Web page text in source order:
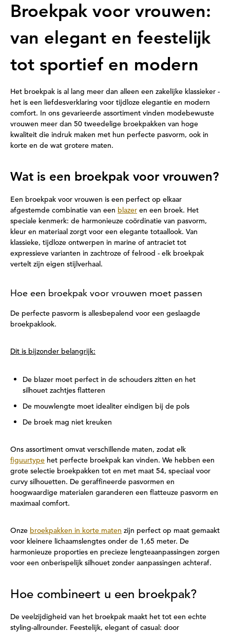
Broekpak voor vrouwen:
van elegant en feestelijk
tot sportief en modern
Het broekpak is al lang meer dan alleen een zakelijke klassieker -
het is een liefdesverklaring voor tijdloze elegantie en modern
comfort. In ons gevarieerde assortiment vinden modebewuste
vrouwen meer dan 50 tweedelige broekpakken van hoge
kwaliteit die indruk maken met hun perfecte pasvorm, ook in
korte en de wat grotere maten.
Wat is een broekpak voor vrouwen?
Een broekpak voor vrouwen is een perfect op elkaar
afgestemde combinatie van een blazer en een broek. Het
speciale kenmerk: de harmonieuze coördinatie van pasvorm,
kleur en materiaal zorgt voor een elegante totaallook. Van
klassieke, tijdloze ontwerpen in marine of antraciet tot
expressieve varianten in zachtroze of felrood - elk broekpak
vertelt zijn eigen stijlverhaal.
Hoe een broekpak voor vrouwen moet passen
De perfecte pasvorm is allesbepalend voor een geslaagde
broekpaklook.
Dit is bijzonder belangrijk:
De blazer moet perfect in de schouders zitten en het
silhouet zachtjes flatteren
De mouwlengte moet idealiter eindigen bij de pols
De broek mag niet kreuken
Ons assortiment omvat verschillende maten, zodat elk
figuurtype het perfecte broekpak kan vinden. We hebben een
grote selectie broekpakken tot en met maat 54, speciaal voor
curvy silhouetten. De geraffineerde pasvormen en
hoogwaardige materialen garanderen een flatteuze pasvorm en
maximaal comfort.
Onze broekpakken in korte maten zijn perfect op maat gemaakt
voor kleinere lichaamslengtes onder de 1,65 meter. De
harmonieuze proporties en precieze lengteaanpassingen zorgen
voor een onberispelijk silhouet zonder aanpassingen achteraf.
Hoe combineert u een broekpak?
De veelzijdigheid van het broekpak maakt het tot een echte
styling-allrounder. Feestelijk, elegant of casual: door